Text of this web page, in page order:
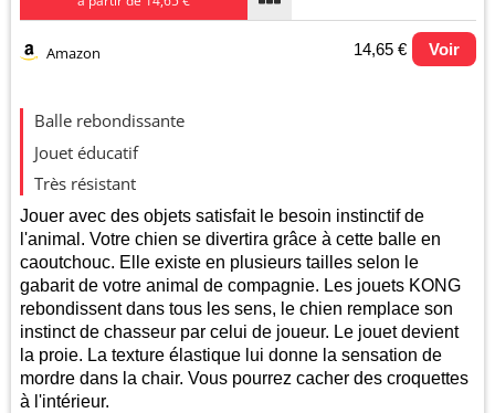
Amazon 14,65 € Voir
Evolution du prix le plus bas (neuf):
2025 2026
5
10
15
20
Balle rebondissante
Jouet éducatif
Très résistant
Jouer avec des objets satisfait le besoin instinctif de
l'animal. Votre chien se divertira grâce à cette balle en
caoutchouc. Elle existe en plusieurs tailles selon le
gabarit de votre animal de compagnie. Les jouets KONG
rebondissent dans tous les sens, le chien remplace son
instinct de chasseur par celui de joueur. Le jouet devient
la proie. La texture élastique lui donne la sensation de
mordre dans la chair. Vous pourrez cacher des croquettes
à l'intérieur.